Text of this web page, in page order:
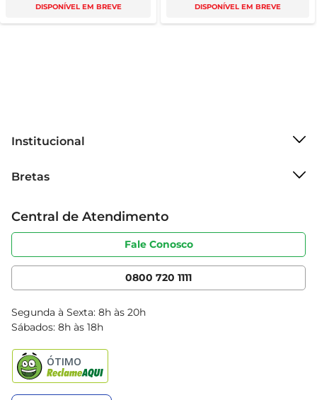
DISPONÍVEL EM BREVE DISPONÍVEL EM BREVE
Institucional
Grupo Cencosud
Sobre privacidade
Portal do fornecedor
Cencosud Media
Bretas
Produtos Bretas
Código de ética
Serviços
Clube Bretas
Blog Bretas
Black Friday
Central de Atendimento
Fale Conosco
0800 720 1111
Segunda à Sexta: 8h às 20h
Sábados: 8h às 18h